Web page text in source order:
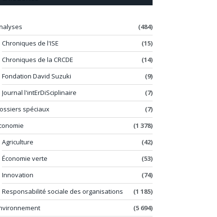
(484)
Chroniques de l'ISE
(15)
Chroniques de la CRCDE
(14)
Fondation David Suzuki
(9)
Journal l'intErDiSciplinaire
(7)
spéciaux
(7)
(1 378)
Agriculture
(42)
Économie verte
(53)
Innovation
(74)
Responsabilité sociale des organisations
(1 185)
(5 694)